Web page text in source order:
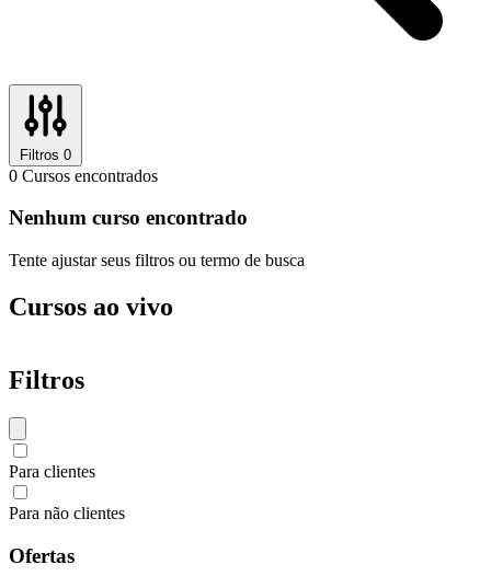
Filtros 0
0 Cursos encontrados
Nenhum curso encontrado
Tente ajustar seus filtros ou termo de busca
Cursos ao vivo
Filtros
Para clientes
Para não clientes
Ofertas